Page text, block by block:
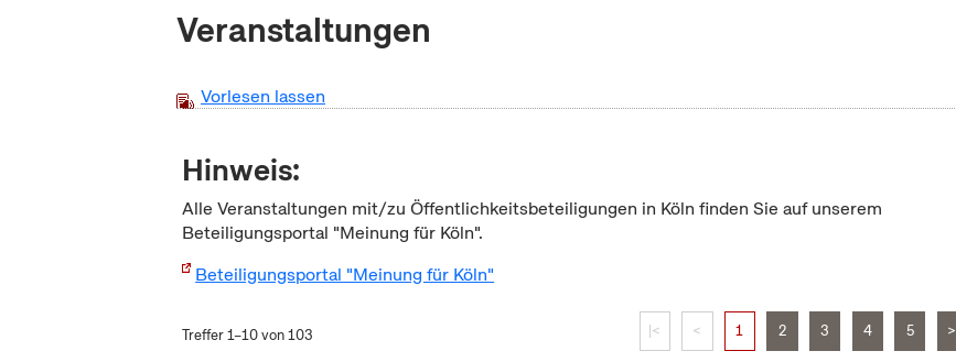
Veranstaltungen
Vorlesen lassen
Hinweis:
Alle Veranstaltungen mit/zu Öffentlichkeitsbeteiligungen in Köln finden Sie auf unserem
Beteiligungsportal "Meinung für Köln".
Beteiligungsportal "Meinung für Köln"
Treffer 1–10 von 103 |< < 1 2 3 4 5 >